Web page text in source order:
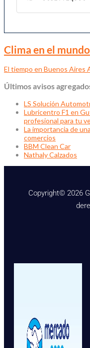
Clima en el mundo
El tiempo en Buenos Aires
Últimos avisos
LS Solución
Lubricentro F1 en
profesional para tu
La importancia de
comercios
BBM Clean Car
Nathaly Calzados
Copyright© 2026